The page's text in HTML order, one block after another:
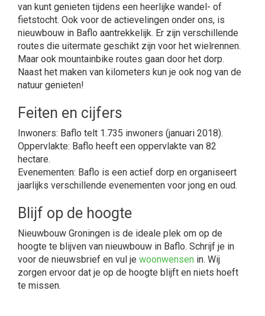
van kunt genieten tijdens een heerlijke wandel- of
fietstocht. Ook voor de actievelingen onder ons, is
nieuwbouw in Baflo aantrekkelijk. Er zijn verschillende
routes die uitermate geschikt zijn voor het wielrennen.
Maar ook mountainbike routes gaan door het dorp.
Naast het maken van kilometers kun je ook nog van de
natuur genieten!
Feiten en cijfers
Inwoners: Baflo telt 1.735 inwoners (januari 2018).
Oppervlakte: Baflo heeft een oppervlakte van 82
hectare.
Evenementen: Baflo is een actief dorp en organiseert
jaarlijks verschillende evenementen voor jong en oud.
Blijf op de hoogte
Nieuwbouw Groningen is de ideale plek om op de
hoogte te blijven van nieuwbouw in Baflo. Schrijf je in
voor de nieuwsbrief en vul je woonwensen in. Wij
zorgen ervoor dat je op de hoogte blijft en niets hoeft
te missen.